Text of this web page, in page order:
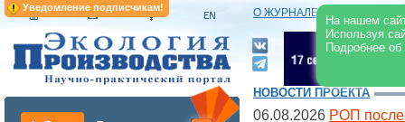
Уведомление подписчикам!
На нашем
Используя
Подробнее
О ЖУРНАЛЕ |
НОВОСТИ ПРОЕКТА
06.08.2026 РОП после